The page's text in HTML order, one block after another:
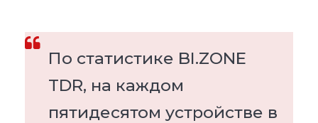
По статистике BI.ZONE
TDR, на каждом
пятидесятом устройстве в